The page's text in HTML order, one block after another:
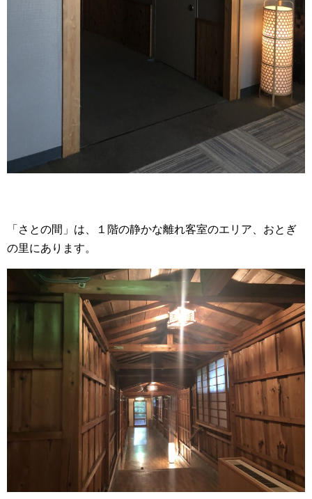
「さとの間」は、１階の静かな離れ客室のエリア、おとぎ
の里にあります。